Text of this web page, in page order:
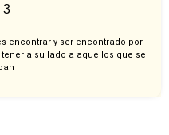
3
encontrar y ser encontrado por
a su lado a aquellos que se